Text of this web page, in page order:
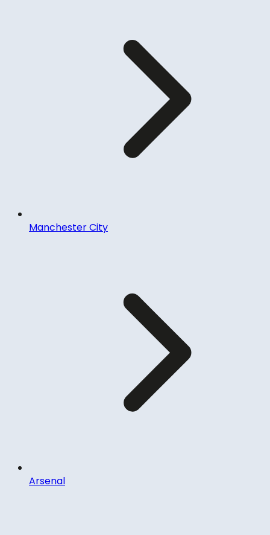
Manchester City
Arsenal